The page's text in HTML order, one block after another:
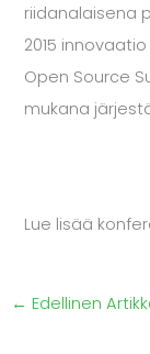
riidanalaisena
2015
Open Source
mukana
Lue lisää
← Edellinen